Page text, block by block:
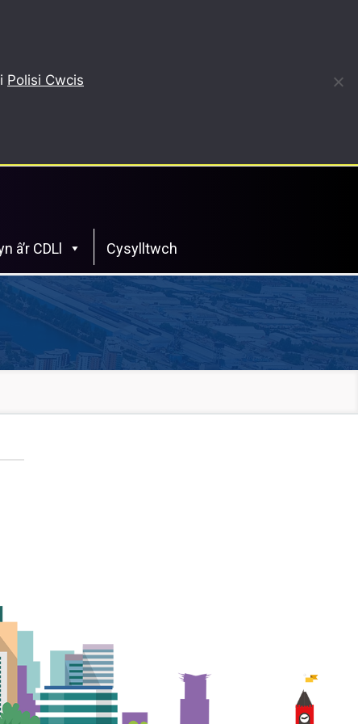
Polisi Cwcis
â’r CDLl Cysylltwch